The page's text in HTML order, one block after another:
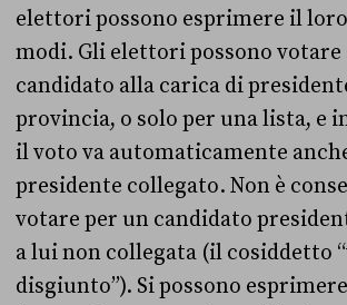
elettori possono esprimere il
modi. Gli elettori possono votare
candidato alla carica di
provincia, o solo per una lista, e
il voto va automaticamente
presidente collegato. Non è
votare per un candidato
a lui non collegata (il cosiddetto
disgiunto”). Si possono